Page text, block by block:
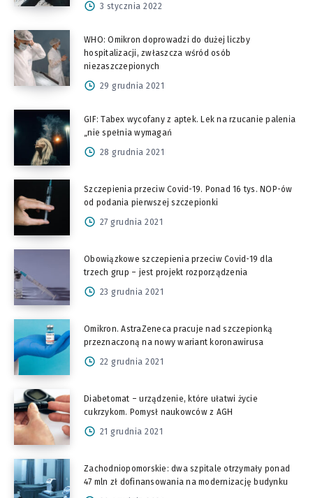
3 stycznia 2022
WHO: Omikron doprowadzi do dużej liczby
hospitalizacji, zwłaszcza wśród osób
niezaszczepionych
29 grudnia 2021
GIF: Tabex wycofany z aptek. Lek na rzucanie palenia
„nie spełnia wymagań
28 grudnia 2021
Szczepienia przeciw Covid-19. Ponad 16 tys. NOP-ów
od podania pierwszej szczepionki
27 grudnia 2021
Obowiązkowe szczepienia przeciw Covid-19 dla
trzech grup – jest projekt rozporządzenia
23 grudnia 2021
Omikron. AstraZeneca pracuje nad szczepionką
przeznaczoną na nowy wariant koronawirusa
22 grudnia 2021
Diabetomat – urządzenie, które ułatwi życie
cukrzykom. Pomysł naukowców z AGH
21 grudnia 2021
Zachodniopomorskie: dwa szpitale otrzymały ponad
47 mln zł dofinansowania na modernizację budynku